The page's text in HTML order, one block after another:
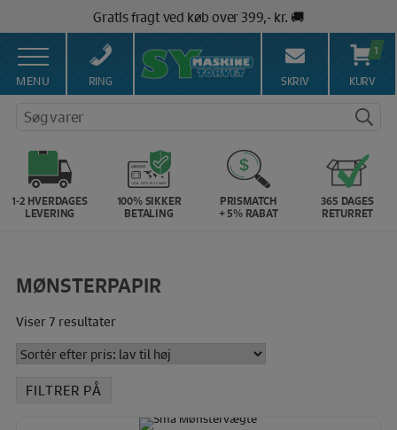
indholdet
Gratis fragt ved køb over 399,- kr. 🚚
Salg af symaskiner siden 1967 🥇
100% Dansk hjemmeside 👍
Brug for hjælp? Ring på 43 44 45 15 ☎️
Vi matcher alle danske priser 💰
MENU RING SKRIV
1
KURV
Søg varer
1-2 HVERDAGES
LEVERING
100% SIKKER
BETALING
PRISMATCH
+ 5% RABAT
365 DAGES
RETURRET
MØNSTERPAPIR
Viser 7 resultaterSorteret
efter
pris:
FILTRER PÅ